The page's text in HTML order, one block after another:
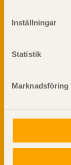
Inställningar
Statistik
Marknadsföring
Ljud
Brandsäkerhet
Träytors
Tekniska
personuppgifter
Genom att klicka